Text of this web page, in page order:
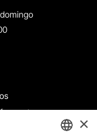
domingo
×